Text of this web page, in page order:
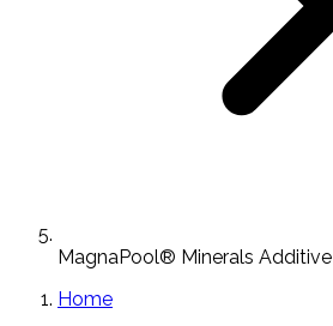
MagnaPool® Minerals Additive
Home